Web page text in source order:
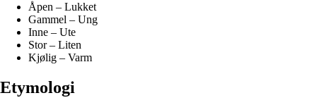
Åpen – Lukket
Gammel – Ung
Inne – Ute
Stor – Liten
Kjølig – Varm
Etymologi